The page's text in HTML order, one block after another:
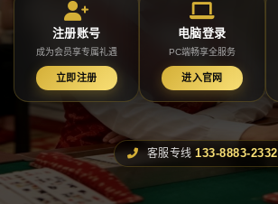
注册账号
成为会员享专属礼遇
立即注册
电脑登录
PC端畅享全服务
进入官网
客服专线 133-8883-2332